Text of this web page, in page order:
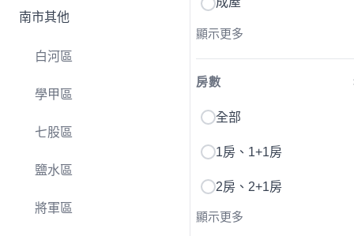
南市其他
白河區
學甲區
七股區
鹽水區
將軍區
顯示更多
房數
全部
1房、1+1房
2房、2+1房
顯示更多